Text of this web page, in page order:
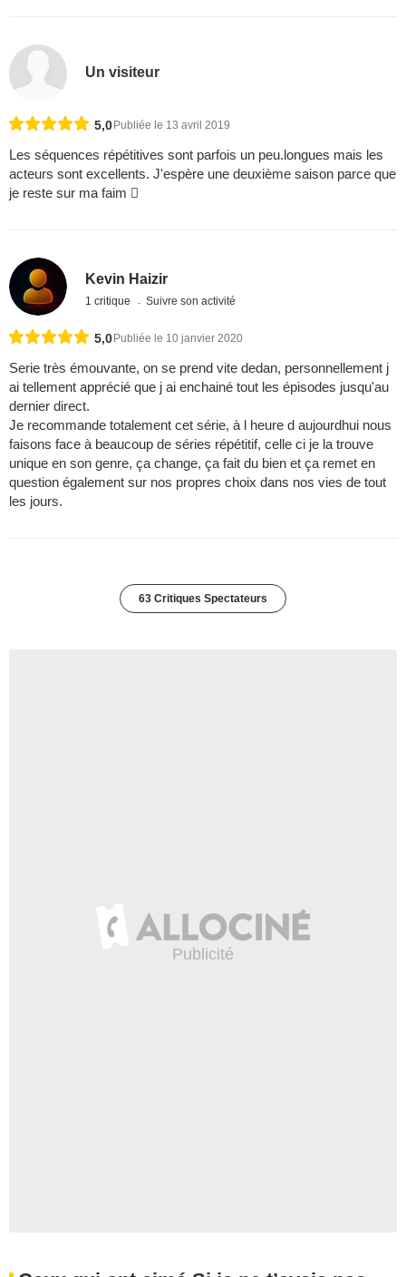
Un visiteur
5,0 Publiée le 13 avril 2019
Les séquences répétitives sont parfois un peu.longues mais les
acteurs sont excellents. J'espère une deuxième saison parce que
je reste sur ma faim 
Kevin Haizir
1 critique Suivre son activité
5,0 Publiée le 10 janvier 2020
Serie très émouvante, on se prend vite dedan, personnellement j
ai tellement apprécié que j ai enchainé tout les épisodes jusqu'au
dernier direct.
Je recommande totalement cet série, à l heure d aujourdhui nous
faisons face à beaucoup de séries répétitif, celle ci je la trouve
unique en son genre, ça change, ça fait du bien et ça remet en
question également sur nos propres choix dans nos vies de tout
les jours.
63 Critiques Spectateurs